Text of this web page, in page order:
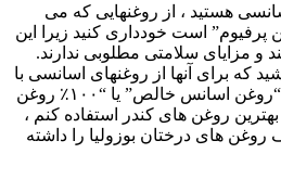
هستید ، از روغنهایی که می
پرفیوم” است خودداری کنید زیرا این
و مزایای سلامتی مطلوبی ندارند.
که برای آنها از روغنهای اسانسی با
بالاترین کیفیت استفاده کنید “روغن اسانس خالص” یا “۱۰۰٪ روغن
روغن های کندر استفاده کنم ،
روغن های درختان بوزولیا را داشته